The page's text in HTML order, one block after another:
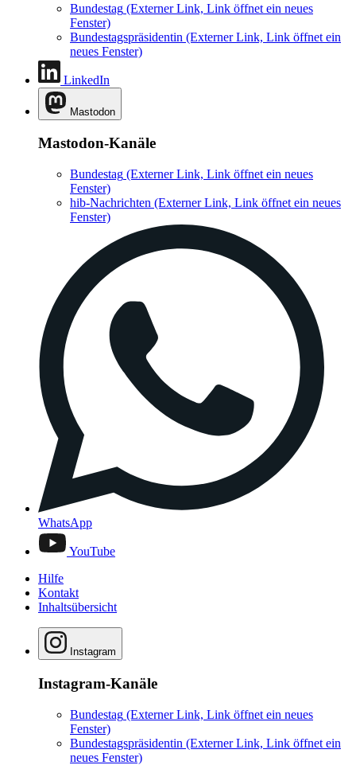
Bundestag (Externer Link, Link öffnet ein neues
Fenster)
Bundestagspräsidentin (Externer Link, Link öffnet ein
neues Fenster)
LinkedIn
Mastodon
Mastodon-Kanäle
Bundestag (Externer Link, Link öffnet ein neues
Fenster)
hib-Nachrichten (Externer Link, Link öffnet ein neues
Fenster)
WhatsApp
YouTube
Hilfe
Kontakt
Inhaltsübersicht
Instagram
Instagram-Kanäle
Bundestag (Externer Link, Link öffnet ein neues
Fenster)
Bundestagspräsidentin (Externer Link, Link öffnet ein
neues Fenster)